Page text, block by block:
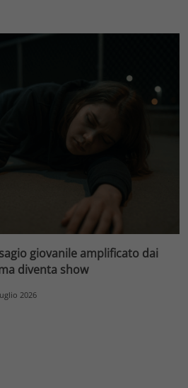
giovanile amplificato dai
diventa show
2026